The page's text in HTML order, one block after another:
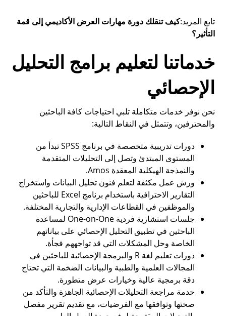
تابع المزيد:كيف تنقلك دورة مهارات العرض الأكاديمي إلى قمة
التأثير؟
خدماتنا لتعليم برامج التحليل
الإحصائي
نحن نوفر خدمات متكاملة تلبي احتياجات كافة الباحثين
والمحترفين، وتتمثل في النقاط التالية:
دورات تدريبية متخصصة في برنامج SPSS تبدأ من
المستوى المبتدئ وتصل إلى التحليلات المتقدمة
والنمذجة الهيكلية المعقدة Amos.
ورش عمل مكثفة لتعلم فنون تحليل البيانات واستخراج
التقارير الاحترافية باستخدام برنامج Excel للباحثين
والموظفين في القطاعات الإدارية والتجارية المختلفة.
جلسات استشارية فردية One-on-One لمساعدة
الباحثين في تطبيق التحليل الإحصائي على بياناتهم
الخاصة وحل المشكلات التي قد تواجههم فجأة.
دورات تعليم لغة R والبرمجة الإحصائية للباحثين في
المجالات العلمية والطبية والبيانات الضخمة التي تحتاج
دقة برمجية عالية وخيارات عرض متطورة.
خدمة مراجعة التحليلات الإحصائية الجاهزة والتأكد من
صحتها وتوافقها مع الفرضيات، مع تقديم تقرير مفصل